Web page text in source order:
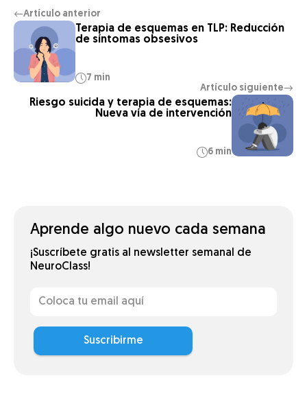
←Artículo anterior
Terapia de esquemas en TLP: Reducción
de síntomas obsesivos
7 min
Artículo siguiente→
Riesgo suicida y terapia de esquemas:
Nueva vía de intervención
6 min
Aprende algo nuevo cada semana
¡Suscríbete gratis al newsletter semanal de
NeuroClass!
Suscribirme